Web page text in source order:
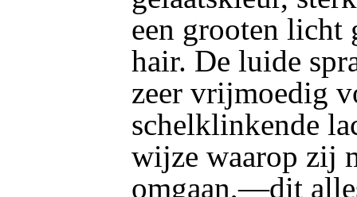
een grooten licht
hair. De luide
zeer vrijmoedig
schelklinkende
wijze waarop zij
omgaan,—dit